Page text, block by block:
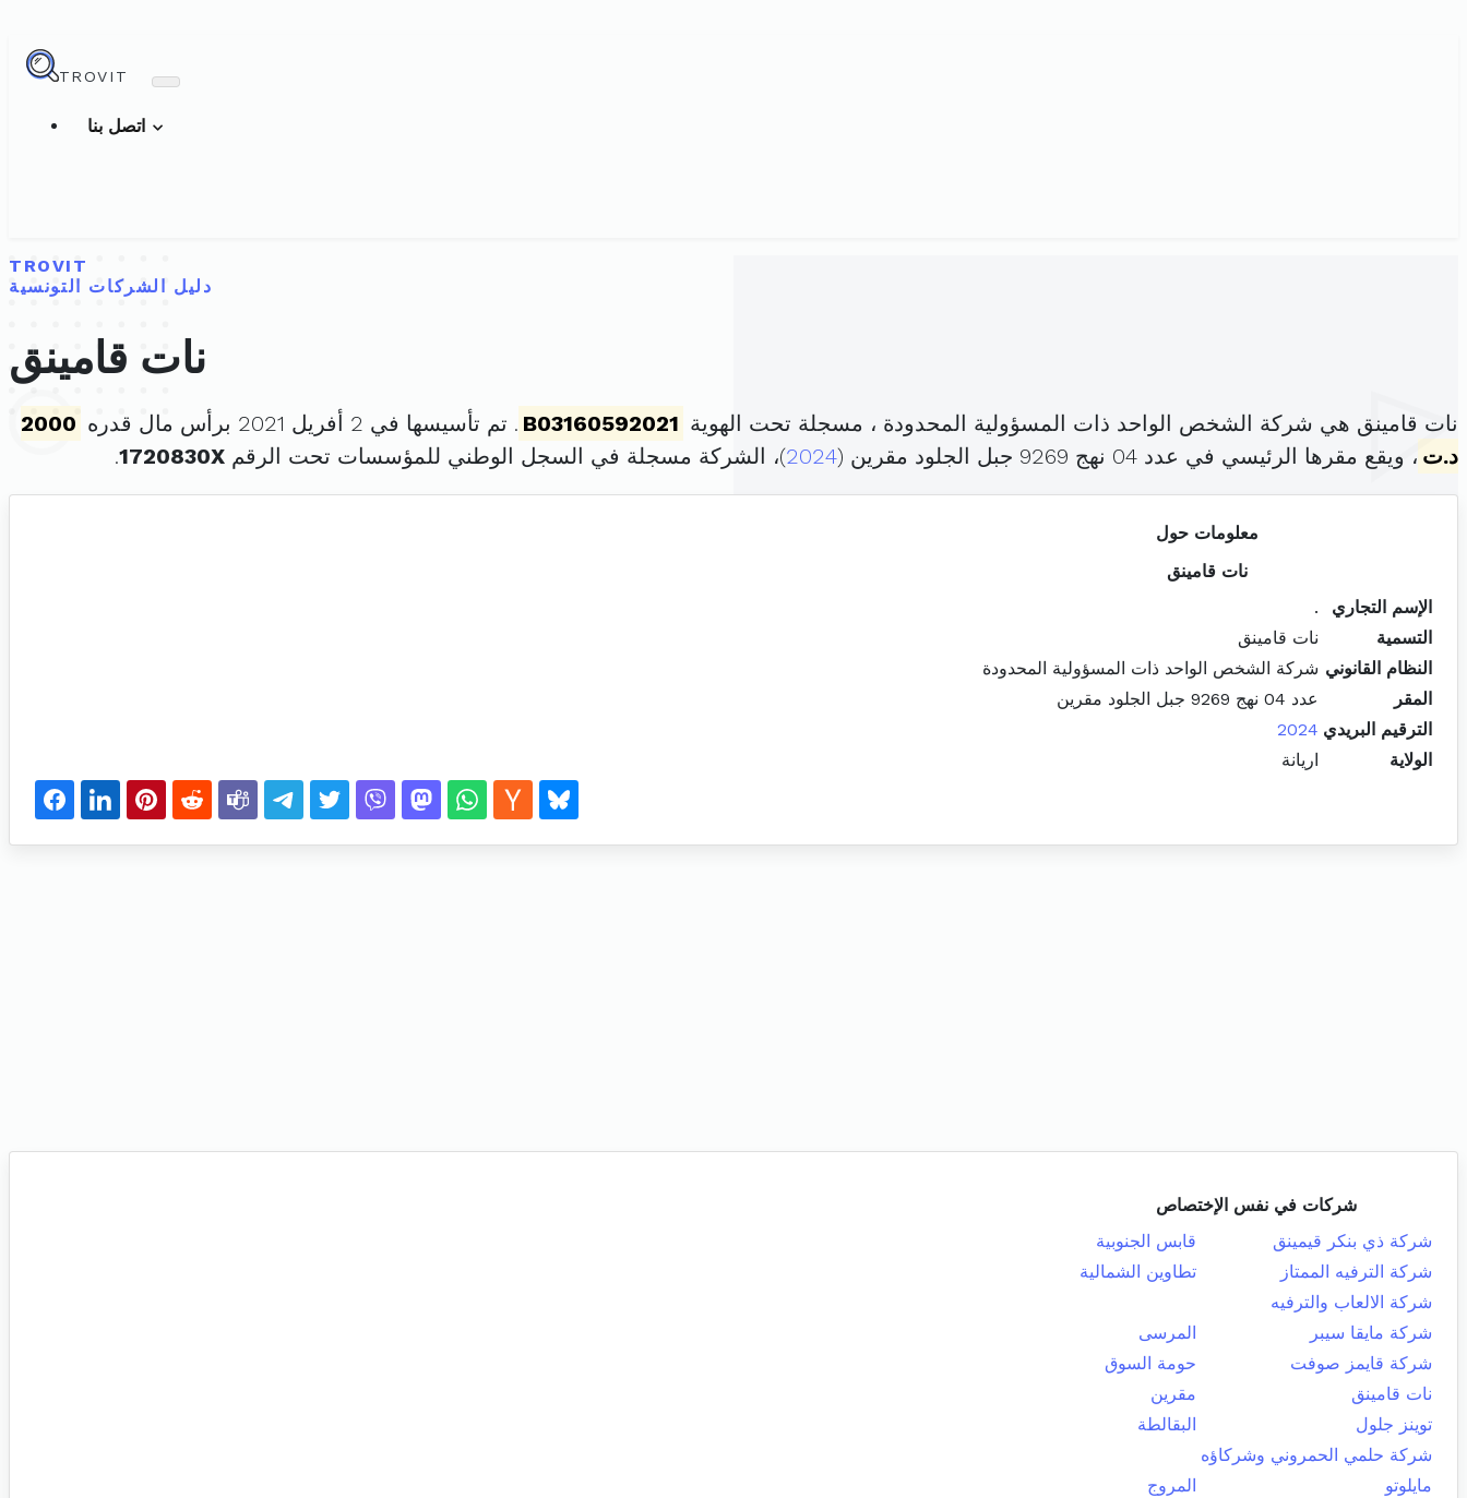
TROVIT
TROVIT
دليل الشركات التونسية
نات قامينق
نات قامينق هي شركة الشخص الواحد ذات المسؤولية المحدودة ، مسجلة تحت الهوية B03160592021 . تم تأسيسها في 2 أفريل 2021 برأس مال قدره
2000
د.ت ، ويقع مقرها الرئيسي في عدد 04 نهج 9269 جبل الجلود مقرين ( 2024)، الشركة مسجلة في السجل الوطني للمؤسسات تحت الرقم 1720830X
.
معلومات حول
نات قامينق
الإسم التجاري
.
التسمية
نات قامينق
النظام القانوني شركة الشخص الواحد ذات المسؤولية المحدودة
المقر
عدد 04 نهج 9269 جبل الجلود مقرين
الترقيم البريدي 2024
الولاية
اريانة
شركات في نفس الإختصاص
شركة ذي بنكر قيمينق
قابس الجنوبية
شركة الترفيه الممتاز
تطاوين الشمالية
شركة الالعاب والترفيه
شركة مايقا سيبر
المرسى
شركة قايمز صوفت
حومة السوق
نات قامينق
مقرين
توينز جلول
البقالطة
شركة حلمي الحمروني وشركاؤه
مايلوتو
المروج